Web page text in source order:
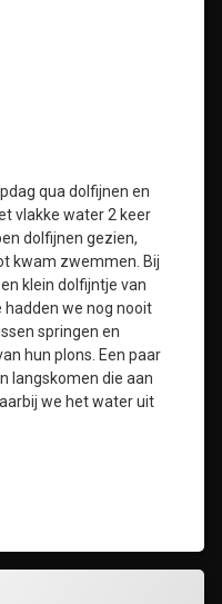
qua dolfijnen en
vlakke water 2 keer
dolfijnen gezien,
kwam zwemmen. Bij
klein dolfijntje van
hadden we nog nooit
springen en
hun plons. Een paar
langskomen die aan
we het water uit